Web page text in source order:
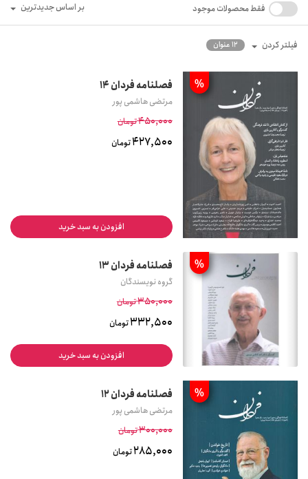
فقط محصولات موجود بر اساس جدیدترین
فیلتر کردن 12 عنوان
% فصلنامه فردان 14
مرتضی هاشمی پور
450,000تومان
427,500تومان
افزودن به سبد خرید
% فصلنامه فردان 13
گروه نویسندگان
350,000تومان
332,500تومان
افزودن به سبد خرید
% فصلنامه فردان 12
مرتضی هاشمی پور
300,000تومان
285,000تومان